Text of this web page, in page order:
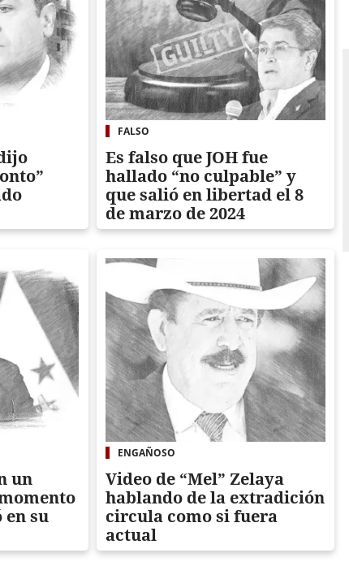
FALSO
Es falso que JOH fue
hallado “no culpable” y
que salió en libertad el 8
de marzo de 2024
un
su
ENGAÑOSO
Video de “Mel” Zelaya
hablando de la extradición
circula como si fuera
actual